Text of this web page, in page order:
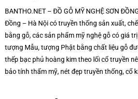
BANTHO.NET – ĐỒ GỖ MỸ NGHỆ SƠN
Đồng – Hà Nội có truyền thống sản xuất,
bằng gỗ, các sản phẩm mỹ nghệ gỗ có giá
tượng Mẫu, tượng Phật bằng chất liệu gỗ
thếp bạc phủ hoàng kim theo lối cổ truyền
bảo tính thẩm mỹ, nét đẹp truyền thống, cổ